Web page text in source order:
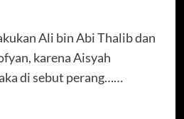
Ali bin Abi Thalib dan
karena Aisyah
di sebut perang……